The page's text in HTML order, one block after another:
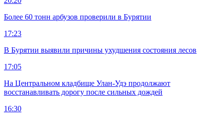
Более 60 тонн арбузов проверили в Бурятии
17:23
В Бурятии выявили причины ухудшения состояния лесов
17:05
На Центральном кладбище Улан-Удэ продолжают
восстанавливать дорогу после сильных дождей
16:30